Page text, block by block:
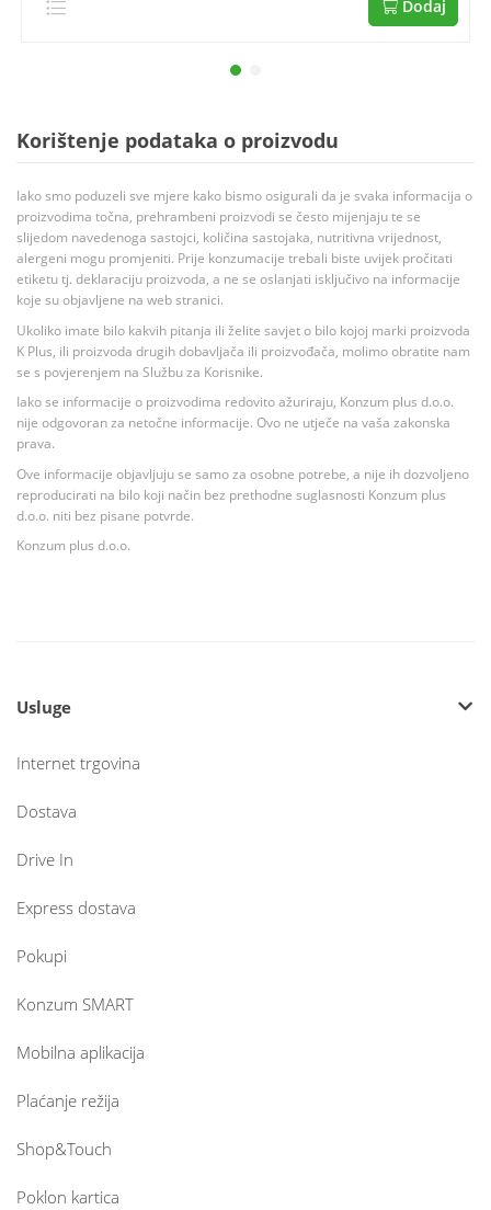
Dodaj
Korištenje podataka o proizvodu
Iako smo poduzeli sve mjere kako bismo osigurali da je svaka informacija o
proizvodima točna, prehrambeni proizvodi se često mijenjaju te se
slijedom navedenoga sastojci, količina sastojaka, nutritivna vrijednost,
alergeni mogu promjeniti. Prije konzumacije trebali biste uvijek pročitati
etiketu tj. deklaraciju proizvoda, a ne se oslanjati isključivo na informacije
koje su objavljene na web stranici.
Ukoliko imate bilo kakvih pitanja ili želite savjet o bilo kojoj marki proizvoda
K Plus, ili proizvoda drugih dobavljača ili proizvođača, molimo obratite nam
se s povjerenjem na Službu za Korisnike.
Iako se informacije o proizvodima redovito ažuriraju, Konzum plus d.o.o.
nije odgovoran za netočne informacije. Ovo ne utječe na vaša zakonska
prava.
Ove informacije objavljuju se samo za osobne potrebe, a nije ih dozvoljeno
reproducirati na bilo koji način bez prethodne suglasnosti Konzum plus
d.o.o. niti bez pisane potvrde.
Konzum plus d.o.o.
Usluge
Internet trgovina
Dostava
Drive In
Express dostava
Pokupi
Konzum SMART
Mobilna aplikacija
Plaćanje režija
Shop&Touch
Poklon kartica